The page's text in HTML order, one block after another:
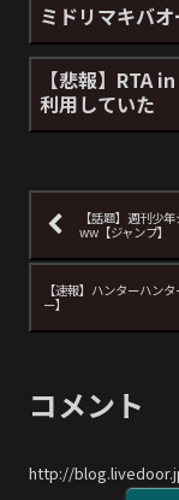
ミドリマキバ
【悲報】RTA
利用していた
【話題】週刊少
ww【ジャンプ】
【速報】ハンターハン
ー】
コメント
http://